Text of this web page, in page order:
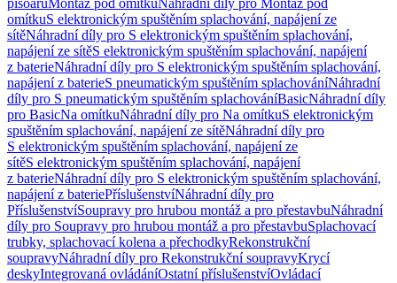
pisoárůMontáž pod omítkuNáhradní díly pro Montáž pod
omítkuS elektronickým spuštěním splachování, napájení ze
sítěNáhradní díly pro S elektronickým spuštěním splachování,
napájení ze sítěS elektronickým spuštěním splachování, napájení
z baterieNáhradní díly pro S elektronickým spuštěním splachování,
napájení z baterieS pneumatickým spuštěním splachováníNáhradní
díly pro S pneumatickým spuštěním splachováníBasicNáhradní díly
pro BasicNa omítkuNáhradní díly pro Na omítkuS elektronickým
spuštěním splachování, napájení ze sítěNáhradní díly pro
S elektronickým spuštěním splachování, napájení ze
sítěS elektronickým spuštěním splachování, napájení
z baterieNáhradní díly pro S elektronickým spuštěním splachování,
napájení z bateriePříslušenstvíNáhradní díly pro
PříslušenstvíSoupravy pro hrubou montáž a pro přestavbuNáhradní
díly pro Soupravy pro hrubou montáž a pro přestavbuSplachovací
trubky, splachovací kolena a přechodkyRekonstrukční
soupravyNáhradní díly pro Rekonstrukční soupravyKrycí
deskyIntegrovaná ovládáníOstatní příslušenstvíOvládací